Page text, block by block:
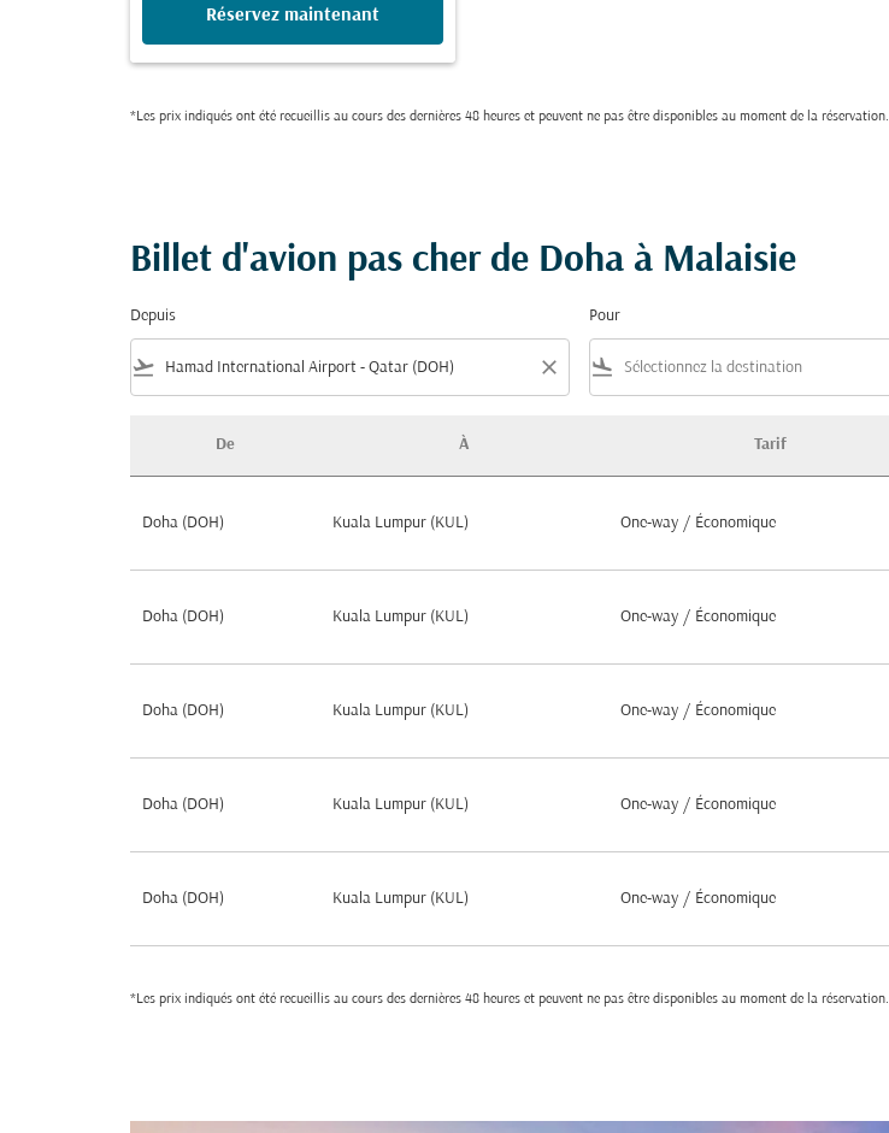
Réservez maintenant
*Les prix indiqués ont été recueillis au cours des dernières 48 heures et peuvent ne pas être disponibles au moment de la réservation.
Billet d'avion pas cher de Doha à Malaisie
Depuis
flight_takeoff close
Pour
flight_land
De À Tarif
Doha (DOH) Kuala Lumpur (KUL) One-way / Économique
Doha (DOH) Kuala Lumpur (KUL) One-way / Économique
Doha (DOH) Kuala Lumpur (KUL) One-way / Économique
Doha (DOH) Kuala Lumpur (KUL) One-way / Économique
Doha (DOH) Kuala Lumpur (KUL) One-way / Économique
*Les prix indiqués ont été recueillis au cours des dernières 48 heures et peuvent ne pas être disponibles au moment de la réservation.